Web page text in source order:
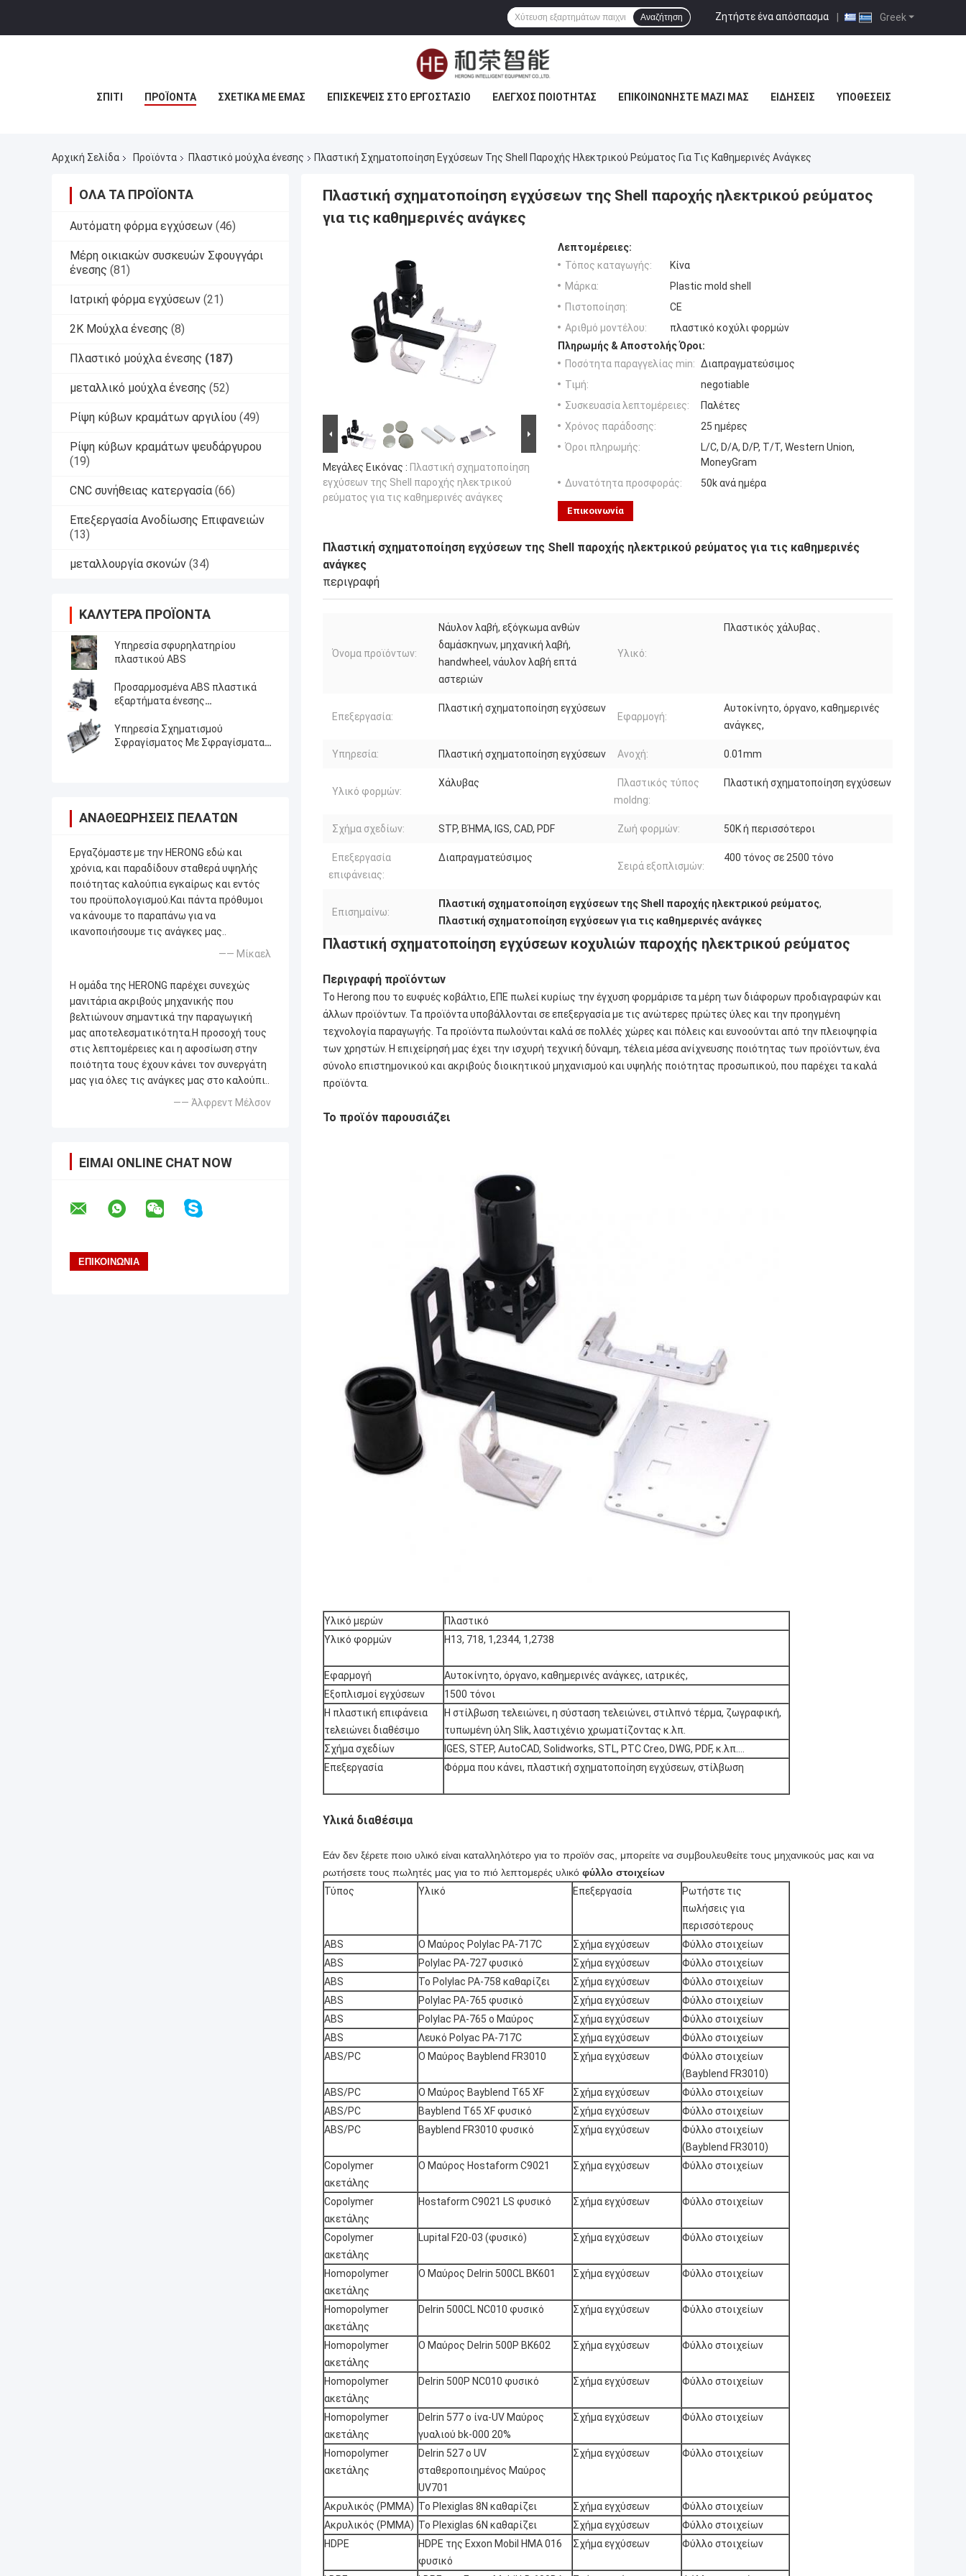
Greek
Ζητήστε ένα απόσπασμα |
Αναζήτηση
ΣΠΊΤΙ ΠΡΟΪΌΝΤΑ ΣΧΕΤΙΚΆ ΜΕ ΕΜΆΣ ΕΠΙΣΚΈΨΕΙΣ ΣΤΟ ΕΡΓΟΣΤΆΣΙΟ ΈΛΕΓΧΟΣ ΠΟΙΌΤΗΤΑΣ ΕΠΙΚΟΙΝΩΝΉΣΤΕ ΜΑΖΊ ΜΑΣ ΕΙΔΉΣΕΙΣ ΥΠΟΘΈΣΕΙΣ
Αρχική Σελίδα Προϊόντα Πλαστικό μούχλα ένεσης Πλαστική Σχηματοποίηση Εγχύσεων Της Shell Παροχής Ηλεκτρικού Ρεύματος Για Τις Καθημερινές Ανάγκες
ΌΛΑ ΤΑ ΠΡΟΪΌΝΤΑ
Αυτόματη φόρμα εγχύσεων (46)
Μέρη οικιακών συσκευών Σφουγγάρι
ένεσης (81)
Ιατρική φόρμα εγχύσεων (21)
2K Μούχλα ένεσης (8)
Πλαστικό μούχλα ένεσης (187)
μεταλλικό μούχλα ένεσης (52)
Ρίψη κύβων κραμάτων αργιλίου (49)
Ρίψη κύβων κραμάτων ψευδάργυρου
(19)
CNC συνήθειας κατεργασία (66)
Επεξεργασία Ανοδίωσης Επιφανειών
(13)
μεταλλουργία σκονών (34)
ΚΑΛΎΤΕΡΑ ΠΡΟΪΌΝΤΑ
Υπηρεσία σφυρηλατηρίου
πλαστικού ABS
Προσαρμοσμένα ABS πλαστικά
εξαρτήματα ένεσης
πλαστικών καλούπιων
Υπηρεσία Σχηματισμού
Σφραγίσματος Με Σφραγίσματα
ΑΝΑΘΕΩΡΉΣΕΙΣ ΠΕΛΑΤΏΝ
Εργαζόμαστε με την HERONG εδώ και
χρόνια, και παραδίδουν σταθερά υψηλής
ποιότητας καλούπια εγκαίρως και εντός
του προϋπολογισμού.Και πάντα πρόθυμοι
να κάνουμε το παραπάνω για να
ικανοποιήσουμε τις ανάγκες μας..
—— Μίκαελ
Η ομάδα της HERONG παρέχει συνεχώς
μανιτάρια ακριβούς μηχανικής που
βελτιώνουν σημαντικά την παραγωγική
μας αποτελεσματικότητα.Η προσοχή τους
στις λεπτομέρειες και η αφοσίωση στην
ποιότητα τους έχουν κάνει τον συνεργάτη
μας για όλες τις ανάγκες μας στο καλούπι..
—— Άλφρεντ Μέλσον
ΕΊΜΑΙ ONLINE CHAT NOW
Πλαστική σχηματοποίηση εγχύσεων της Shell παροχής ηλεκτρικού ρεύματος
για τις καθημερινές ανάγκες
Μεγάλες Εικόνας : Πλαστική σχηματοποίηση
εγχύσεων της Shell παροχής ηλεκτρικού
ρεύματος για τις καθημερινές ανάγκες
Λεπτομέρειες:
Τόπος καταγωγής:
Κίνα
Μάρκα:
Plastic mold shell
Πιστοποίηση:
CE
Αριθμό μοντέλου:
πλαστικό κοχύλι φορμών
Πληρωμής & Αποστολής Όροι:
Ποσότητα παραγγελίας min: Διαπραγματεύσιμος
Τιμή:
negotiable
Συσκευασία λεπτομέρειες:
Παλέτες
Χρόνος παράδοσης:
25 ημέρες
Όροι πληρωμής:
L/C, D/A, D/P, T/T, Western Union,
MoneyGram
Δυνατότητα προσφοράς:
50k ανά ημέρα
Επικοινωνία
Πλαστική σχηματοποίηση εγχύσεων της Shell παροχής ηλεκτρικού ρεύματος για τις καθημερινές
ανάγκες
περιγραφή
Όνομα προϊόντων:
Νάυλον λαβή, εξόγκωμα ανθών
δαμάσκηνων, μηχανική λαβή,
handwheel, νάυλον λαβή επτά
αστεριών
Υλικό:
Πλαστικός χάλυβας、
Επεξεργασία:
Πλαστική σχηματοποίηση εγχύσεων
Εφαρμογή:
Αυτοκίνητο, όργανο, καθημερινές
ανάγκες,
Υπηρεσία: Πλαστική σχηματοποίηση εγχύσεων Ανοχή: 0.01mm
Υλικό φορμών:
Χάλυβας
Πλαστικός τύπος
moldng:
Πλαστική σχηματοποίηση εγχύσεων
Σχήμα σχεδίων: STP, ΒΉΜΑ, IGS, CAD, PDF Ζωή φορμών: 50K ή περισσότεροι
Επεξεργασία
επιφάνειας:
Διαπραγματεύσιμος
Σειρά εξοπλισμών:
400 τόνος σε 2500 τόνο
Επισημαίνω:
Πλαστική σχηματοποίηση εγχύσεων της Shell παροχής ηλεκτρικού ρεύματος,
Πλαστική σχηματοποίηση εγχύσεων για τις καθημερινές ανάγκες
Πλαστική σχηματοποίηση εγχύσεων κοχυλιών παροχής ηλεκτρικού ρεύματος
Περιγραφή προϊόντων
Το Herong που το ευφυές κοβάλτιο, ΕΠΕ πωλεί κυρίως την έγχυση φορμάρισε τα μέρη των διάφορων προδιαγραφών και
άλλων προϊόντων. Τα προϊόντα υποβάλλονται σε επεξεργασία με τις ανώτερες πρώτες ύλες και την προηγμένη
τεχνολογία παραγωγής. Τα προϊόντα πωλούνται καλά σε πολλές χώρες και πόλεις και ευνοούνται από την πλειοψηφία
των χρηστών. Η επιχείρησή μας έχει την ισχυρή τεχνική δύναμη, τέλεια μέσα ανίχνευσης ποιότητας των προϊόντων, ένα
σύνολο επιστημονικού και ακριβούς διοικητικού μηχανισμού και υψηλής ποιότητας προσωπικού, που παρέχει τα καλά
προϊόντα.
Το προϊόν παρουσιάζει
Υλικό μερών
Πλαστικό
Υλικό φορμών
H13, 718, 1,2344, 1,2738
Εφαρμογή
Αυτοκίνητο, όργανο, καθημερινές ανάγκες, ιατρικές,
Εξοπλισμοί εγχύσεων
1500 τόνοι
Η πλαστική επιφάνεια
τελειώνει διαθέσιμο
Η στίλβωση τελειώνει, η σύσταση τελειώνει, στιλπνό τέρμα, ζωγραφική,
τυπωμένη ύλη Slik, λαστιχένιο χρωματίζοντας κ.λπ.
Σχήμα σχεδίων
IGES, STEP, AutoCAD, Solidworks, STL, PTC Creo, DWG, PDF, κ.λπ….
Επεξεργασία
Φόρμα που κάνει, πλαστική σχηματοποίηση εγχύσεων, στίλβωση
Υλικά διαθέσιμα
Εάν δεν ξέρετε ποιο υλικό είναι καταλληλότερο για το προϊόν σας, μπορείτε να συμβουλευθείτε τους μηχανικούς μας και να
ρωτήσετε τους πωλητές μας για το πιό λεπτομερές υλικό φύλλο στοιχείων
Τύπος
Υλικό Επεξεργασία
Ρωτήστε τις
πωλήσεις για
περισσότερους
ABS
Ο Μαύρος Polylac PA-717C Σχήμα εγχύσεων
Φύλλο στοιχείων
ABS
Polylac PA-727 φυσικό Σχήμα εγχύσεων
Φύλλο στοιχείων
ABS
Το Polylac PA-758 καθαρίζει Σχήμα εγχύσεων
Φύλλο στοιχείων
ABS
Polylac PA-765 φυσικό Σχήμα εγχύσεων
Φύλλο στοιχείων
ABS
Polylac PA-765 ο Μαύρος Σχήμα εγχύσεων
Φύλλο στοιχείων
ABS
Λευκό Polyac PA-717C Σχήμα εγχύσεων
Φύλλο στοιχείων
ABS/PC
Ο Μαύρος Bayblend FR3010 Σχήμα εγχύσεων
Φύλλο στοιχείων
(Bayblend FR3010)
ABS/PC
Ο Μαύρος Bayblend T65 XF Σχήμα εγχύσεων
Φύλλο στοιχείων
ABS/PC
Bayblend T65 XF φυσικό Σχήμα εγχύσεων
Φύλλο στοιχείων
ABS/PC
Bayblend FR3010 φυσικό Σχήμα εγχύσεων
Φύλλο στοιχείων
(Bayblend FR3010)
Copolymer
ακετάλης
Ο Μαύρος Hostaform C9021 Σχήμα εγχύσεων Φύλλο στοιχείων
Copolymer
ακετάλης
Hostaform C9021 LS φυσικό Σχήμα εγχύσεων Φύλλο στοιχείων
Copolymer
ακετάλης
Lupital F20-03 (φυσικό) Σχήμα εγχύσεων Φύλλο στοιχείων
Homopolymer
ακετάλης
Ο Μαύρος Delrin 500CL BK601 Σχήμα εγχύσεων Φύλλο στοιχείων
Homopolymer
ακετάλης
Delrin 500CL NC010 φυσικό Σχήμα εγχύσεων Φύλλο στοιχείων
Homopolymer
ακετάλης
Ο Μαύρος Delrin 500P BK602 Σχήμα εγχύσεων Φύλλο στοιχείων
Homopolymer
ακετάλης
Delrin 500P NC010 φυσικό Σχήμα εγχύσεων Φύλλο στοιχείων
Homopolymer
ακετάλης
Delrin 577 ο ίνα-UV Μαύρος
γυαλιού bk-000 20%
Σχήμα εγχύσεων Φύλλο στοιχείων
Homopolymer
ακετάλης
Delrin 527 ο UV
σταθεροποιημένος Μαύρος
UV701
Σχήμα εγχύσεων Φύλλο στοιχείων
Ακρυλικός (PMMA) Το Plexiglas 8N καθαρίζει Σχήμα εγχύσεων
Φύλλο στοιχείων
Ακρυλικός (PMMA) Το Plexiglas 6N καθαρίζει Σχήμα εγχύσεων
Φύλλο στοιχείων
HDPE
HDPE της Exxon Mobil HMA 016
φυσικό
Σχήμα εγχύσεων Φύλλο στοιχείων